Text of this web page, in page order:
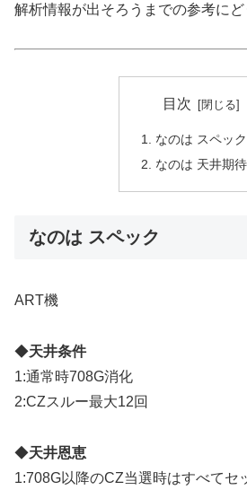
解析情報が出そろうまでの参考にど
目次
なのは スペック
なのは 天井期
なのは スペック
ART機
◆天井条件
1:通常時708G消化
2:CZスルー最大12回
◆天井恩恵
1:708G以降のCZ当選時はすべてセ